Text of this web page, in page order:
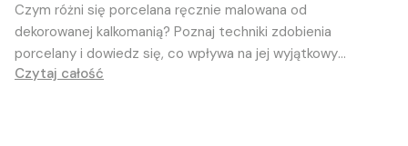
Czym różni się porcelana ręcznie malowana od
dekorowanej kalkomanią? Poznaj techniki zdobienia
porcelany i dowiedz się, co wpływa na jej wyjątkowy
charakter
Czytaj całość